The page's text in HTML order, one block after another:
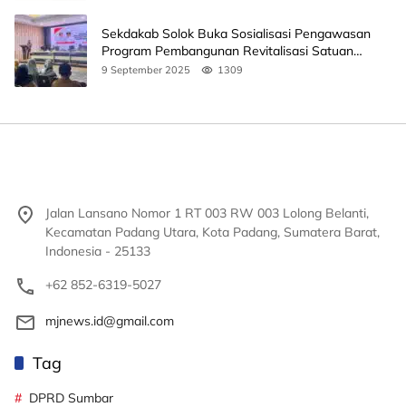
Sekdakab Solok Buka Sosialisasi Pengawasan
Program Pembangunan Revitalisasi Satuan
Pendidikan
9 September 2025 1309
Jalan Lansano Nomor 1 RT 003 RW 003 Lolong Belanti,
Kecamatan Padang Utara, Kota Padang, Sumatera Barat,
Indonesia - 25133
+62 852-6319-5027
mjnews.id@gmail.com
Tag
DPRD Sumbar